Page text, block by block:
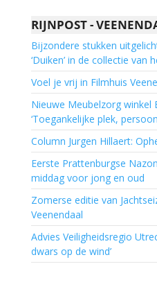
RIJNPOST -
Bijzondere stukken
‘Duiken’ in de collectie van
Voel je vrij in Filmhuis
Nieuwe Meubelzorg winkel
‘Toegankelijke plek,
Column Jurgen Hillaert:
Eerste Prattenburgse
middag voor jong en oud
Zomerse editie van
Veenendaal
Advies Veiligheidsregio
dwars op de wind’